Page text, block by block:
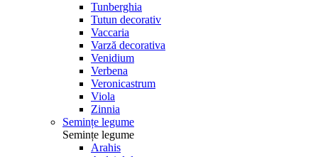
Tunberghia
Tutun decorativ
Vaccaria
Varză decorativa
Venidium
Verbena
Veronicastrum
Viola
Zinnia
Semințe legume
Semințe legume
Arahis